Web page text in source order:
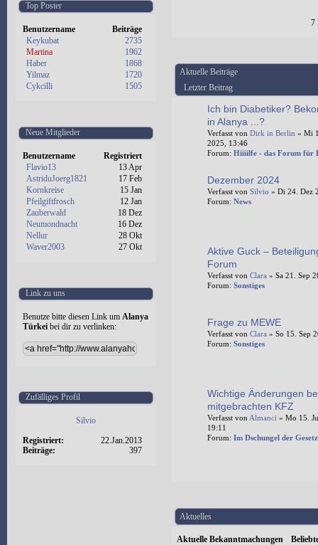
Top Poster
Benutzername
Beiträge
Keykubat
2735
Martina
1962
Haber
1868
Yilmaz
1720
Cykcilli
1505
Neue Mitglieder
Benutzername
Registriert
Flavio13
13 Apr
AstriduJoerg1821
17 Feb
Kornkreise
15 Jan
Pfeilgiftfrosch
12 Jan
Zauberwald
18 Dez
Neumondnacht
16 Dez
Nellur
28 Okt
Waver2003
27 Okt
Link zu uns
Benutze bitte diesen Link um Alanya
Türkei bei dir zu verlinken:
Zufälliges Profil
Silvio
Registriert:
22.Jan.2013
Beiträge:
397
7
Aktuelle Beiträge
Letzter Beitrag
Ich bin Diabetiker?
in Alanya ...?
Verfasst von Dirk in Berlin » Mi
2025, 13:46
Forum: Hiiiilfe - das Forum für
Dezember 2024
Verfasst von Silvio » Di 24. Dez
Forum: News
Aktive Guck –
Forum
Verfasst von Clara » Sa 21. Sep
Forum: Sonstiges
Frage zu MEWE
Verfasst von Clara » So 15. Sep
Forum: Sonstiges
Wichtige Änderungen
mitgebrachten KFZ
Verfasst von Almanci » Mo 15.
19:11
Forum: Im Dschungel der
Aktuelles
Aktuelle Bekanntmachungen